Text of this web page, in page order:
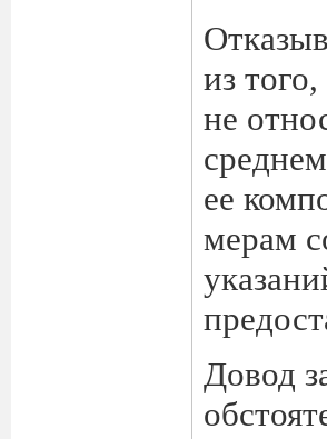
из
не
ее
мерам
Довод